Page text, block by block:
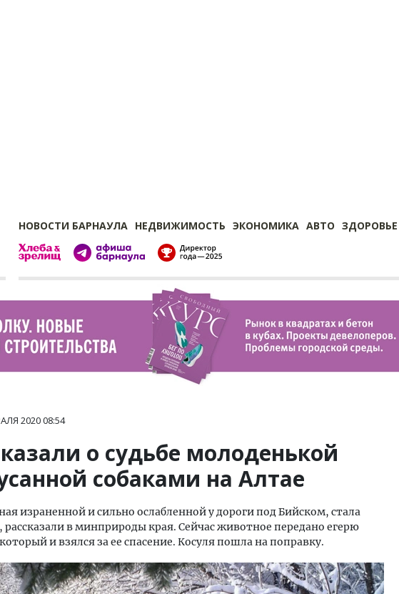
НОВОСТИ БАРНАУЛА НЕДВИЖИМОСТЬ ЭКОНОМИКА АВТО ЗДОРОВЬЕ
202008:54
о судьбе молоденькой
собаками на Алтае
израненной и сильно ослабленной у дороги под Бийском, стала
рассказали в минприроды края. Сейчас животное передано егерю
и взялся за ее спасение. Косуля пошла на поправку.